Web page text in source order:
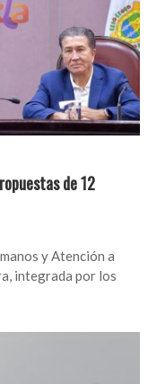
de 12
y Atención a
integrada por los